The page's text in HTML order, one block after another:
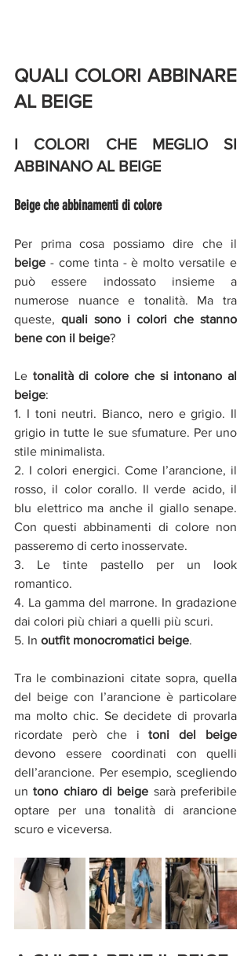
QUALI COLORI ABBINARE
AL BEIGE
I COLORI CHE MEGLIO SI
ABBINANO AL BEIGE
Beige che abbinamenti di colore
beige - come tinta - è molto versatile e
può essere indossato insieme a
numerose nuance e tonalità. Ma tra
queste, quali sono i colori che stanno
bene con il beige?
Le tonalità di colore che si intonano al
beige:
1. I toni neutri. Bianco, nero e grigio. Il
grigio in tutte le sue sfumature. Per uno
stile minimalista.
2. I colori energici. Come l’arancione, il
rosso, il color corallo. Il verde acido, il
blu elettrico ma anche il giallo senape.
Con questi abbinamenti di colore non
passeremo di certo inosservate.
3. Le tinte pastello per un look
romantico.
4. La gamma del marrone. In gradazione
dai colori più chiari a quelli più scuri.
5. In outfit monocromatici beige.
Tra le combinazioni citate sopra, quella
del beige con l’arancione è particolare
ma molto chic. Se decidete di provarla
ricordate però che i toni del beige
devono essere coordinati con quelli
dell’arancione. Per esempio, scegliendo
un tono chiaro di beige sarà preferibile
optare per una tonalità di arancione
scuro e viceversa.